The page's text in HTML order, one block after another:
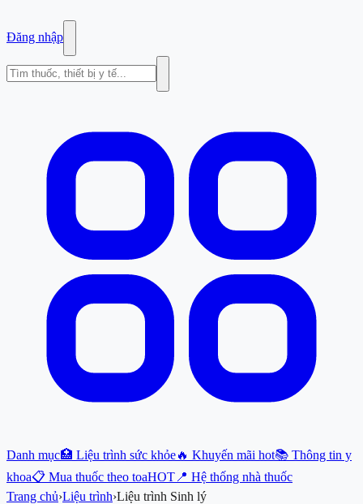
Đăng nhập
Danh mục🏥 Liệu trình sức khỏe🔥 Khuyến mãi hot📚 Thông tin y
khoa📋 Mua thuốc theo toaHOT 📍 Hệ thống nhà thuốc
Trang chủ›Liệu trình›Liệu trình Sinh lý